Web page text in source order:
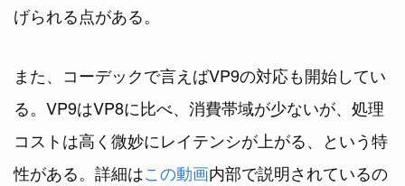
げられる点がある。
また、コーデックで言えばVP9の対応も開始してい
る。VP9はVP8に比べ、消費帯域が少ないが、処理
コストは高く微妙にレイテンシが上がる、という特
性がある。詳細はこの動画内部で説明されているの